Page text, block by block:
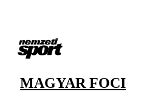
MAGYAR FOCI